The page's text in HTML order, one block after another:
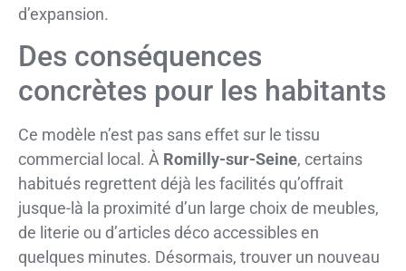
d’expansion.
Des conséquences
concrètes pour les habitants
Ce modèle n’est pas sans effet sur le tissu
commercial local. À Romilly-sur-Seine, certains
habitués regrettent déjà les facilités qu’offrait
jusque-là la proximité d’un large choix de meubles,
de literie ou d’articles déco accessibles en
quelques minutes. Désormais, trouver un nouveau